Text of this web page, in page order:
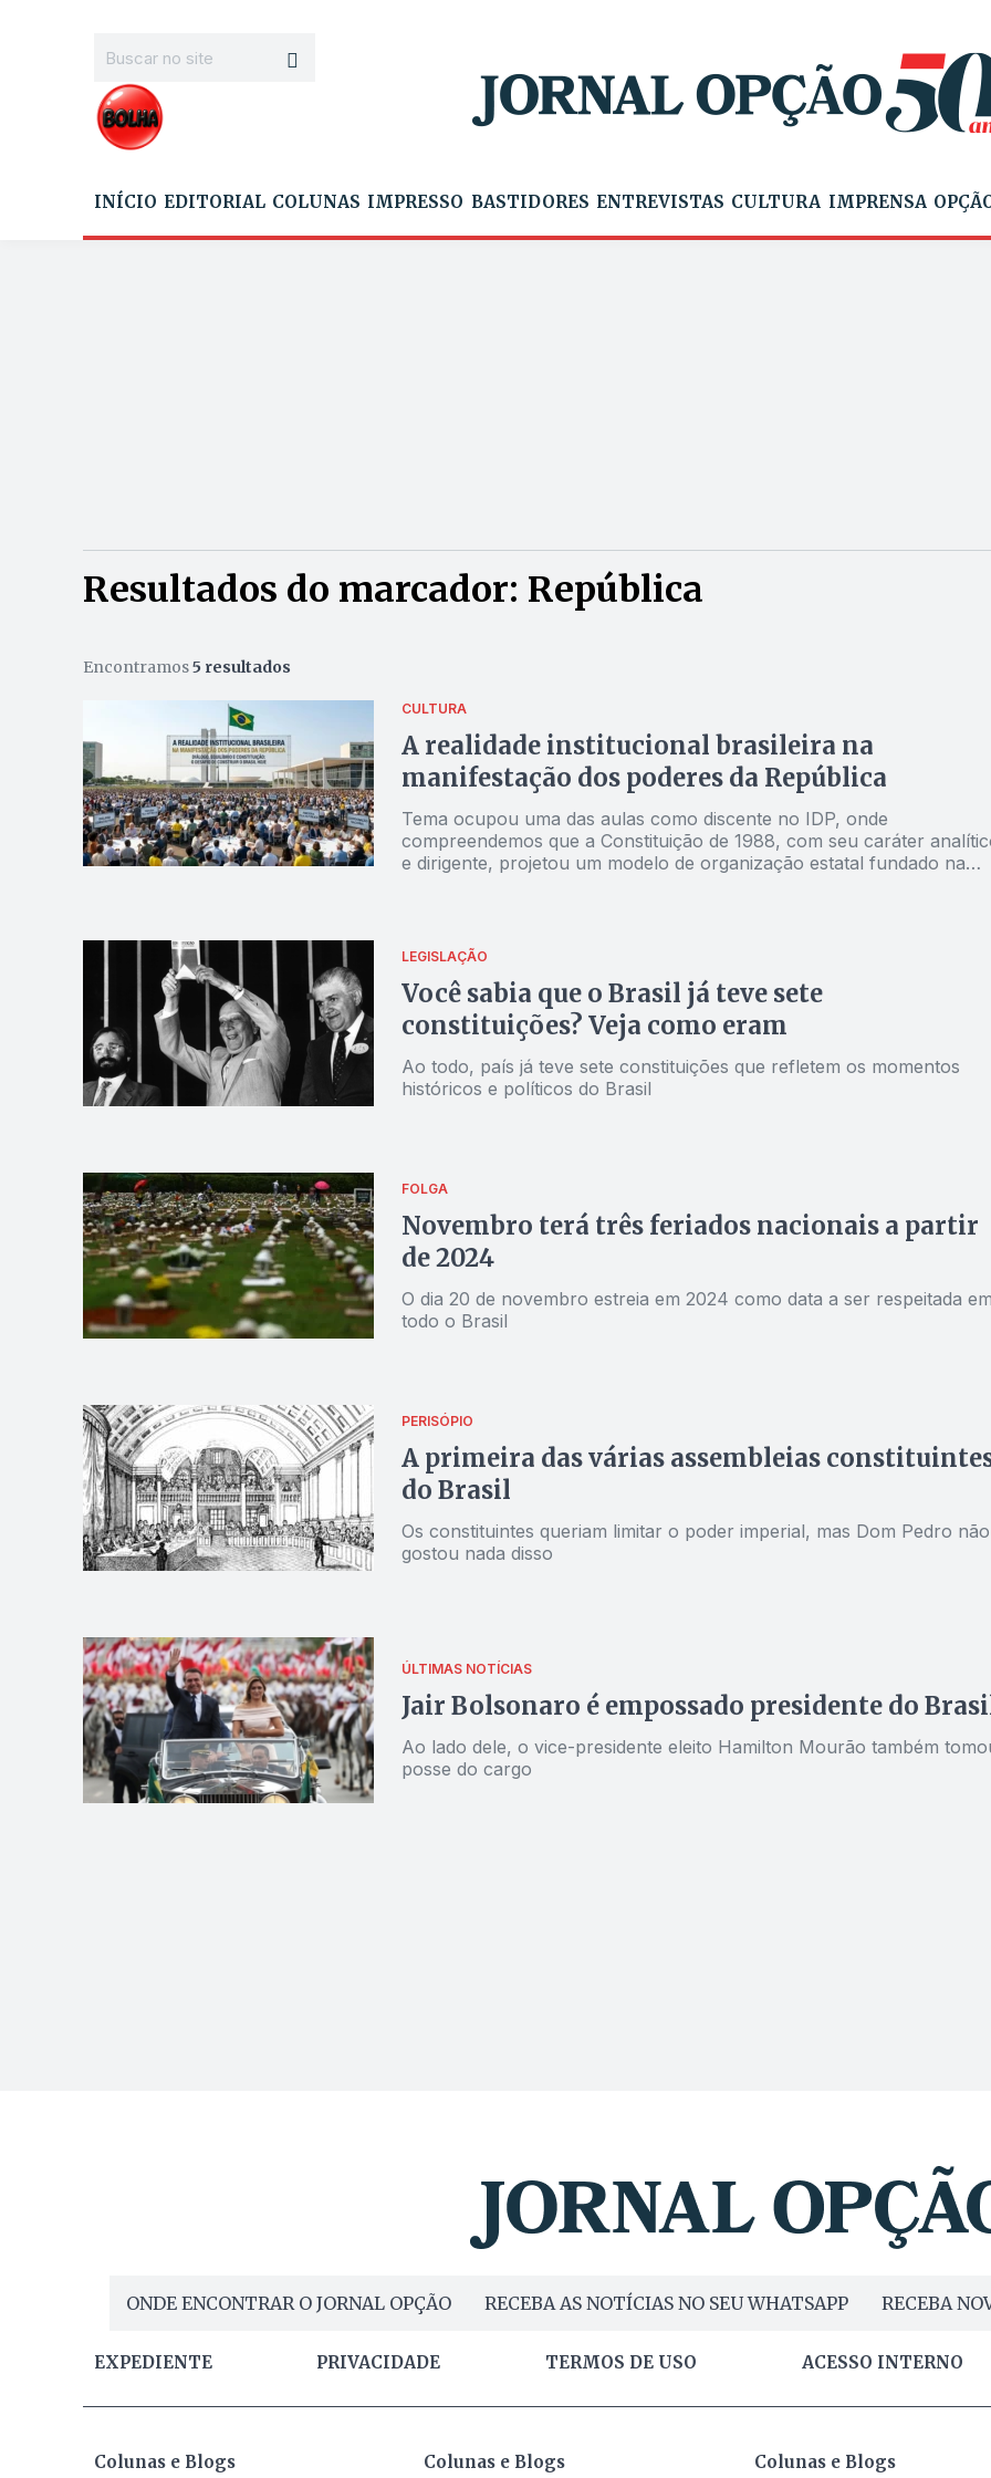
INÍCIO EDITORIAL COLUNAS IMPRESSO BASTIDORES ENTREVISTAS CULTURA IMPRENSA
Resultados do marcador: República
Encontramos5 resultados
CULTURA
A realidade institucional brasileira na
manifestação dos poderes da República
Tema ocupou uma das aulas como discente no IDP, onde
compreendemos que a Constituição de 1988, com seu caráter
e dirigente, projetou um modelo de organização estatal fundado na
LEGISLAÇÃO
Você sabia que o Brasil já teve sete
constituições? Veja como eram
Ao todo, país já teve sete constituições que refletem os momentos
históricos e políticos do Brasil
FOLGA
Novembro terá três feriados nacionais a partir
de 2024
O dia 20 de novembro estreia em 2024 como data a ser respeitada
todo o Brasil
PERISÓPIO
A primeira das várias assembleias
do Brasil
Os constituintes queriam limitar o poder imperial, mas Dom Pedro não
gostou nada disso
ÚLTIMAS NOTÍCIAS
Jair Bolsonaro é empossado presidente do
Ao lado dele, o vice-presidente eleito Hamilton Mourão também
posse do cargo
ONDE ENCONTRAR O JORNAL OPÇÃO RECEBA AS NOTÍCIAS NO SEU WHATSAPP RECEBA
EXPEDIENTE PRIVACIDADE TERMOS DE USO ACESSO INTERNO
Colunas e Blogs Colunas e Blogs Colunas e Blogs